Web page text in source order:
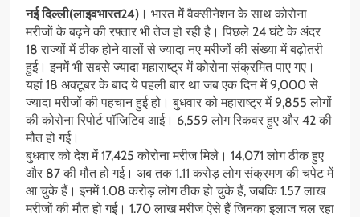
नई दिल्ली(लाइवभारत24)। भारत में वैक्सीनेशन के साथ कोरोना
मरीजों के बढ़ने की रफ्तार भी तेज हो रही है। पिछले 24 घंटे के अंदर
18 राज्यों में ठीक होने वालों से ज्यादा नए मरीजों की संख्या में बढ़ोतरी
हुई। इनमें भी सबसे ज्यादा महाराष्ट्र में कोरोना संक्रमित पाए गए।
यहां 18 अक्टूबर के बाद ये पहली बार था जब एक दिन में 9,000 से
ज्यादा मरीजों की पहचान हुई हो। बुधवार को महाराष्ट्र में 9,855 लोगों
की कोरोना रिपोर्ट पॉजिटिव आई। 6,559 लोग रिकवर हुए और 42 की
मौत हो गई।
बुधवार को देश में 17,425 कोरोना मरीज मिले। 14,071 लोग ठीक हुए
और 87 की मौत हो गई। अब तक 1.11 करोड़ लोग संक्रमण की चपेट में
आ चुके हैं। इनमें 1.08 करोड़ लोग ठीक हो चुके हैं, जबकि 1.57 लाख
मरीजों की मौत हो गई। 1.70 लाख मरीज ऐसे हैं जिनका इलाज चल रहा